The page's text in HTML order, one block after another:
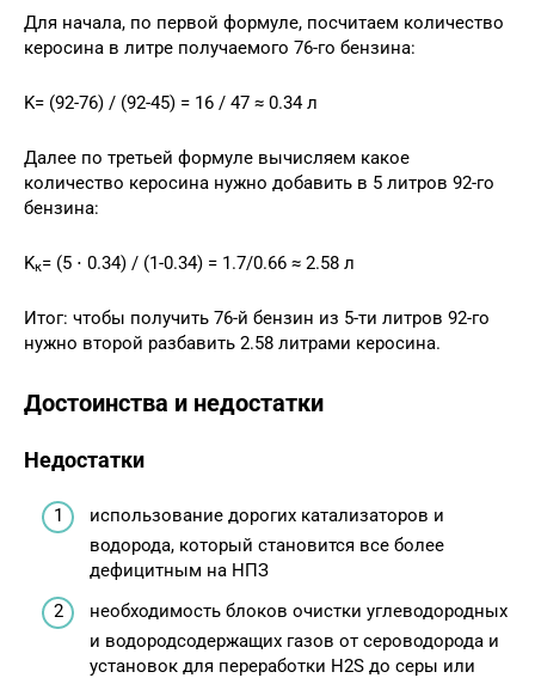
Для начала, по первой формуле, посчитаем количество
керосина в литре получаемого 76-го бензина:
K= (92-76) / (92-45) = 16 / 47 ≈ 0.34 л
Далее по третьей формуле вычисляем какое
количество керосина нужно добавить в 5 литров 92-го
бензина:
Kк= (5 ⋅ 0.34) / (1-0.34) = 1.7/0.66 ≈ 2.58 л
Итог: чтобы получить 76-й бензин из 5-ти литров 92-го
нужно второй разбавить 2.58 литрами керосина.
Достоинства и недостатки
Недостатки
использование дорогих катализаторов и
водорода, который становится все более
дефицитным на НПЗ
необходимость блоков очистки углеводородных
и водородсодержащих газов от сероводорода и
установок для переработки H2S до серы или